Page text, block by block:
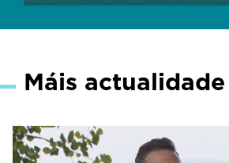
Máis actualidade